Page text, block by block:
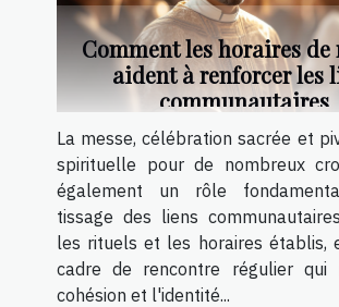
Comment les horaires de
aident à renforcer les
communautaires
La messe, célébration sacrée et
spirituelle pour de nombreux
également un rôle
tissage des liens
les rituels et les horaires établis,
cadre de rencontre régulier qui
cohésion et l'identité...